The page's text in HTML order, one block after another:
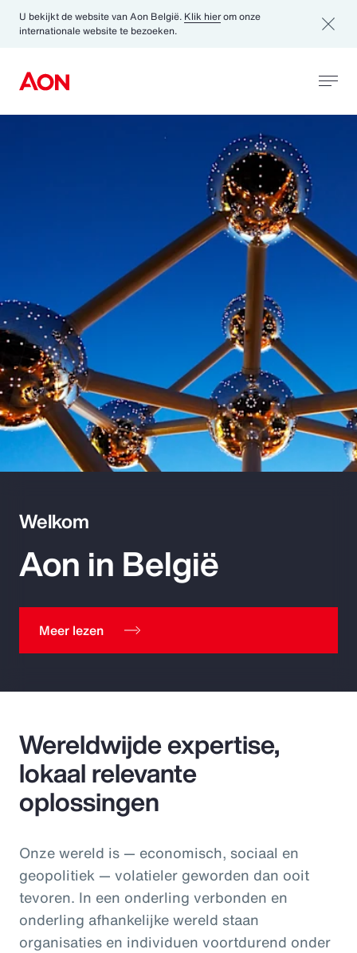
U bekijkt de website van Aon België. Klik hierom onze
internationale website te bezoeken.
Welkom
Aon in België
Meer lezen
Wereldwijde expertise,
lokaal relevante
oplossingen
Onze wereld is — economisch, sociaal en
geopolitiek — volatieler geworden dan ooit
tevoren. In een onderling verbonden en
onderling afhankelijke wereld staan
organisaties en individuen voortdurend onder